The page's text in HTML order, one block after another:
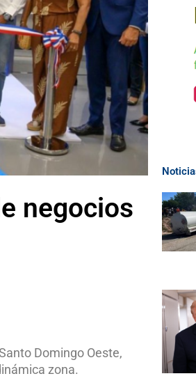
negocios
Domingo Oeste,
zona.